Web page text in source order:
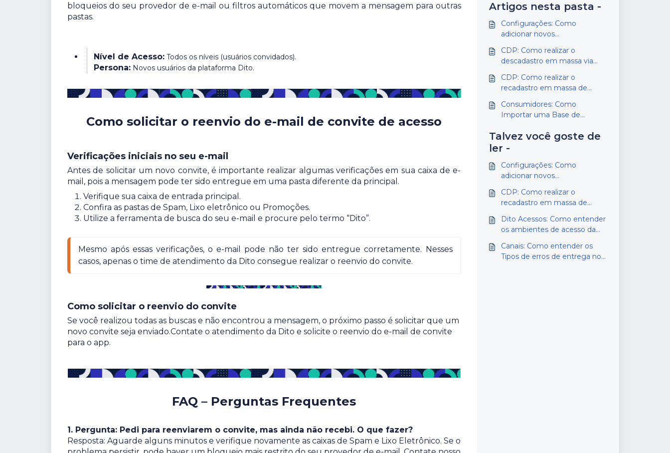
bloqueios do seu provedor de e-mail ou filtros automáticos que movem a mensagem para outras
pastas.
Nível de Acesso: Todos os níveis (usuários convidados).
Persona: Novos usuários da plataforma Dito.
Como solicitar o reenvio do e-mail de convite de acesso
Verificações iniciais no seu e-mail
Antes de solicitar um novo convite, é importante realizar algumas verificações em sua caixa de e-
mail, pois a mensagem pode ter sido entregue em uma pasta diferente da principal.
Verifique sua caixa de entrada principal.
Confira as pastas de Spam, Lixo eletrônico ou Promoções.
Utilize a ferramenta de busca do seu e-mail e procure pelo termo “Dito”.
Mesmo após essas verificações, o e-mail pode não ter sido entregue corretamente. Nesses
casos, apenas o time de atendimento da Dito consegue realizar o reenvio do convite.
Como solicitar o reenvio do convite
Se você realizou todas as buscas e não encontrou a mensagem, o próximo passo é solicitar que um
novo convite seja enviado.Contate o atendimento da Dito e solicite o reenvio do e-mail de convite
para o app.
FAQ – Perguntas Frequentes
1. Pergunta: Pedi para reenviarem o convite, mas ainda não recebi. O que fazer?
Resposta: Aguarde alguns minutos e verifique novamente as caixas de Spam e Lixo Eletrônico. Se o
Artigos nesta pasta -
Configurações: Como
adicionar novos
da Dito
CDP: Como realizar o
descadastro em massa via
CDP: Como realizar o
recadastro em massa de
Consumidores: Como
Importar uma Base de
Talvez você goste de
ler -
Configurações: Como
adicionar novos
da Dito
CDP: Como realizar o
recadastro em massa de
Dito Acessos: Como entender
os ambientes de acesso da
Canais: Como entender os
Tipos de erros de entrega no